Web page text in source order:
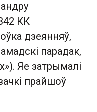
КК
дзеянняў,
парадак,
Яе затрымалі
прайшоў